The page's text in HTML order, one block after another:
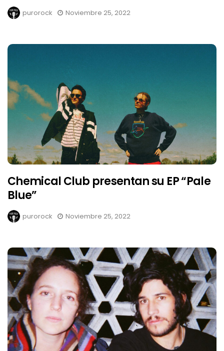
purorock Noviembre 25, 2022
Chemical Club presentan su EP “Pale
Blue”
purorock Noviembre 25, 2022